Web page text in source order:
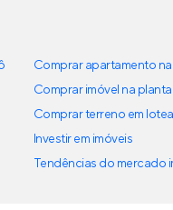
Comprar apartamento
Comprar imóvel na planta
Comprar terreno em
Investir em imóveis
Tendências do mercado